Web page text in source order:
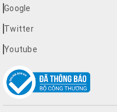
Google
Twitter
Youtube